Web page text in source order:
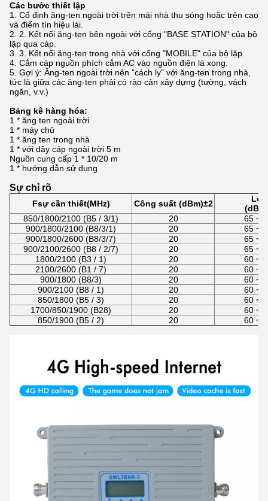
Các bước thiết lập
1. Cố định ăng-ten ngoài trời trên mái nhà thu sóng hoặc trên cao
và điểm tín hiệu lái.
2. 2. Kết nối ăng-ten bên ngoài với cổng "BASE STATION" của bộ
lặp qua cáp.
3. 3. Kết nối ăng-ten trong nhà với cổng "MOBILE" của bộ lặp.
4. Cắm cáp nguồn phích cắm AC vào nguồn điện là xong.
5. Gợi ý: Ăng-ten ngoài trời nên "cách ly" với ăng-ten trong nhà,
tức là giữa các ăng-ten phải có rào cản xây dựng (tường, vách
ngăn, v.v.)
Bảng kê hàng hóa:
1 * ăng ten ngoài trời
1 * máy chủ
1 * ăng ten trong nhà
1 * với dây cáp ngoài trời 5 m
Nguồn cung cấp 1 * 10/20 m
1 * hướng dẫn sử dụng
Sự chỉ rõ
Fsự cần thiết(MHz) Công suất (dBm)±2
Lợi
(dB
850/1800/2100 (B5 / 3/1)
20
65 ~
900/1800/2100 (B8/3/1)
20
65 ~
900/1800/2600 (B8/3/7)
20
65 ~
900/2100/2600 (B8 / 2/7)
20
65 ~
1800/2100 (B3 / 1)
20
60 ~
2100/2600 (B1 / 7)
20
60 ~
900/1800 (B8/3)
20
60 ~
900/2100 (B8 / 1)
20
60 ~
850/1800 (B5 / 3)
20
60 ~
1700/850/1900 (B28)
20
60 ~
850/1900 (B5 / 2)
20 60 ~